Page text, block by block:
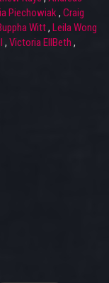
Piechowiak, Craig
Witt, Leila Wong
, Victoria EllBeth ,